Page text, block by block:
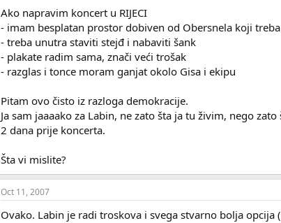
Ako napravim koncert u RIJECI
- imam besplatan prostor dobiven od Obersnela koji
- treba unutra staviti stejđ i nabaviti šank
- plakate radim sama, znači veći trošak
- razglas i tonce moram ganjat okolo Gisa i ekipu
Pitam ovo čisto iz razloga demokracije.
Ja sam jaaaako za Labin, ne zato šta ja tu živim, nego
2 dana prije koncerta.
Šta vi mislite?
Oct 11, 2007
Ovako. Labin je radi troskova i svega stvarno bolja